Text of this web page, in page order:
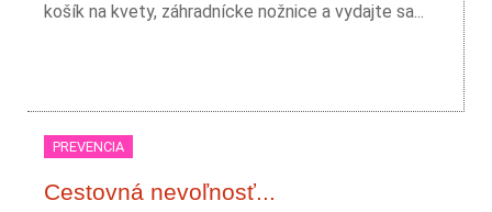
košík na kvety, záhradnícke nožnice a vydajte sa...
PREVENCIA
Cestovná nevoľnosť...